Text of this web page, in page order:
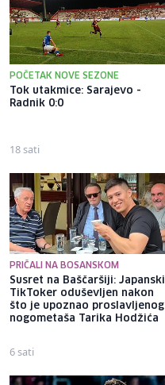
POČETAK NOVE SEZONE
Tok utakmice: Sarajevo -
Radnik 0:0
18 sati
PRIČALI NA BOSANSKOM
Susret na Baščaršiji: Japanski
TikToker oduševljen nakon
što je upoznao proslavljenog
nogometaša Tarika Hodžića
6 sati